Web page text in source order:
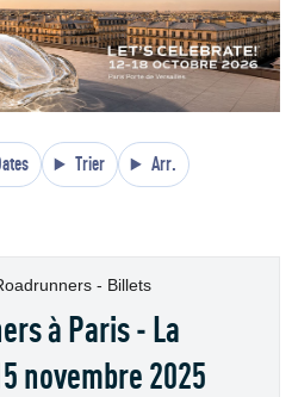
Trier Arr.
- Billets
à Paris - La
novembre 2025